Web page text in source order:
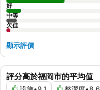
評分高於福岡市的平均值
好
中等
欠佳
顯示評價